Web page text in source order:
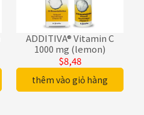
ADDITIVA® Vitamin C
1000 mg (lemon)
$8,48
thêm vào giỏ hàng